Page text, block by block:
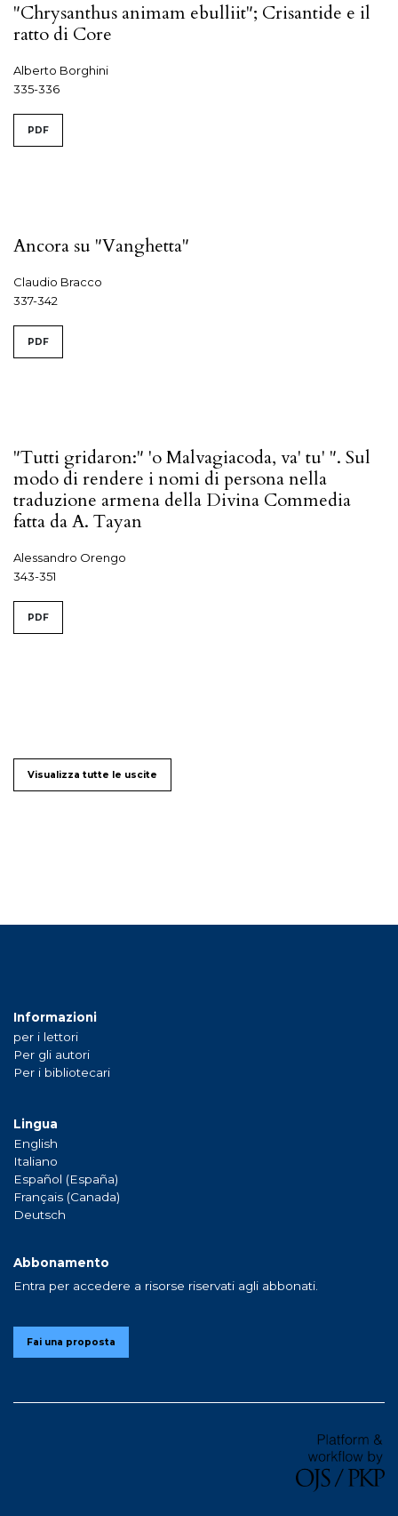
"Chrysanthus animam ebulliit"; Crisantide e il
ratto di Core
Alberto Borghini
335-336
PDF
Ancora su "Vanghetta"
Claudio Bracco
337-342
PDF
"Tutti gridaron:" 'o Malvagiacoda, va' tu' ". Sul
modo di rendere i nomi di persona nella
traduzione armena della Divina Commedia
fatta da A. Tayan
Alessandro Orengo
343-351
PDF
Visualizza tutte le uscite
Informazioni
per i lettori
Per gli autori
Per i bibliotecari
Lingua
English
Italiano
Español (España)
Français (Canada)
Deutsch
Abbonamento
Entra per accedere a risorse riservati agli abbonati.
Fai una proposta